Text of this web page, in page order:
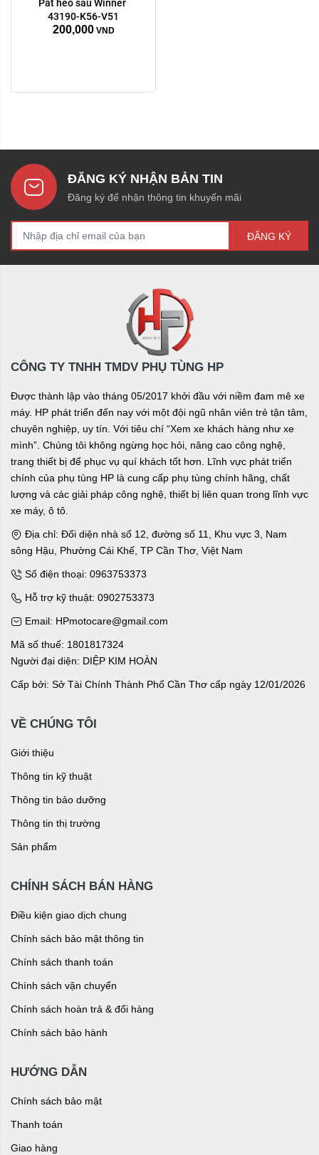
Pat heo sau Winner
43190-K56-V51
200,000 VND
ĐĂNG KÝ NHẬN BẢN TIN
Đăng ký để nhận thông tin khuyến mãi
ĐĂNG KÝ
CÔNG TY TNHH TMDV PHỤ TÙNG HP
Được thành lập vào tháng 05/2017 khởi đầu với niềm đam mê xe
máy. HP phát triển đến nay với một đội ngũ nhân viên trẻ tận tâm,
chuyên nghiệp, uy tín. Với tiêu chí “Xem xe khách hàng như xe
mình”. Chúng tôi không ngừng học hỏi, nâng cao công nghệ,
trang thiết bị để phục vụ quí khách tốt hơn. Lĩnh vực phát triển
chính của phụ tùng HP là cung cấp phụ tùng chính hãng, chất
lượng và các giải pháp công nghệ, thiết bị liên quan trong lĩnh vực
xe máy, ô tô.
Địa chỉ: Đối diện nhà số 12, đường số 11, Khu vực 3, Nam
sông Hậu, Phường Cái Khế, TP Cần Thơ, Việt Nam
Số điện thoại: 0963753373
Hỗ trợ kỹ thuật: 0902753373
Email: HPmotocare@gmail.com
Mã số thuế: 1801817324
Người đại diện: DIỆP KIM HOÀN
Cấp bởi: Sở Tài Chính Thành Phố Cần Thơ cấp ngày 12/01/2026
VỀ CHÚNG TÔI
Giới thiệu
Thông tin kỹ thuật
Thông tin bảo dưỡng
Thông tin thị trường
Sản phẩm
CHÍNH SÁCH BÁN HÀNG
Điều kiện giao dịch chung
Chính sách bảo mật thông tin
Chính sách thanh toán
Chính sách vận chuyển
Chính sách hoàn trả & đổi hàng
Chính sách bảo hành
HƯỚNG DẪN
Chính sách bảo mật
Thanh toán
Giao hàng